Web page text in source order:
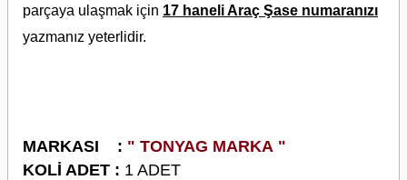
parçaya ulaşmak için 17 haneli Araç Şase numaranızı
yazmanız yeterlidir.
MARKASI : " TONYAG MARKA "
KOLİ ADET : 1 ADET